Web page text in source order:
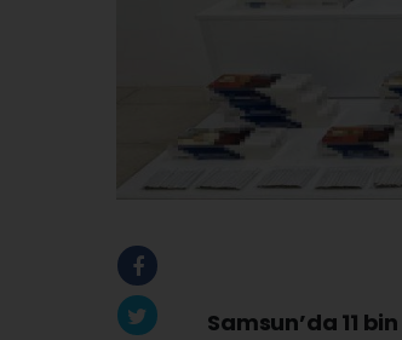
Samsun’da 11